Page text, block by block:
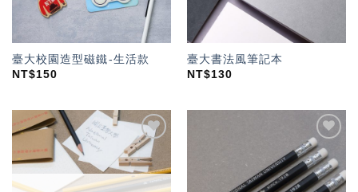
臺大校園造型磁鐵-生活款
NT$150
臺大書法風筆記本
NT$130
加入
「願
望輕
單」
加入
「願
望輕
單」